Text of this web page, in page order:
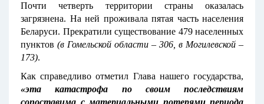
Почти четверть территории страны оказалась
загрязнена. На ней проживала пятая часть населения
Беларуси. Прекратили существование 479 населенных
пунктов (в Гомельской области – 306, в Могилевской –
173).
Как справедливо отметил Глава нашего государства,
«эта катастрофа по своим последствиям
сопоставима с материальными потерями периода